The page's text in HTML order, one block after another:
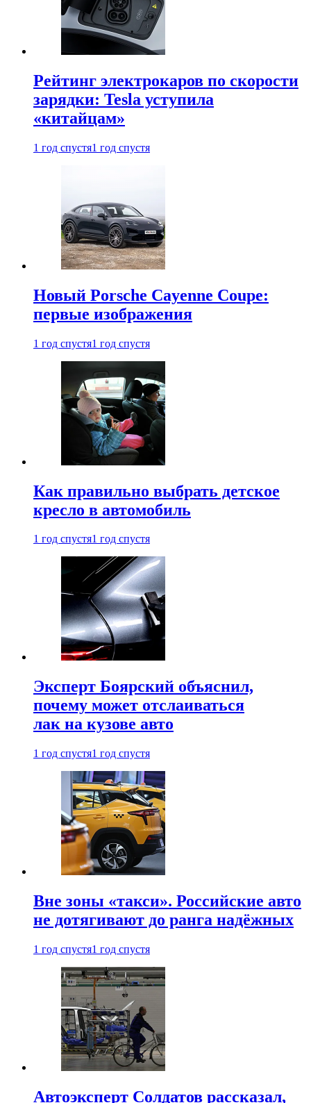
Рейтинг электрокаров по скорости
зарядки: Tesla уступила
«китайцам»
1 год спустя1 год спустя
Новый Porsche Cayenne Coupe:
первые изображения
1 год спустя1 год спустя
Как правильно выбрать детское
кресло в автомобиль
1 год спустя1 год спустя
Эксперт Боярский объяснил,
почему может отслаиваться
лак на кузове авто
1 год спустя1 год спустя
Вне зоны «такси». Российские авто
не дотягивают до ранга надёжных
1 год спустя1 год спустя
Автоэксперт Солдатов рассказал,